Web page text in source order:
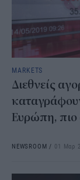
MARKETS
Διεθνείς
Ευρώπη, πιο
NEWSROOM / 01 Μαρ